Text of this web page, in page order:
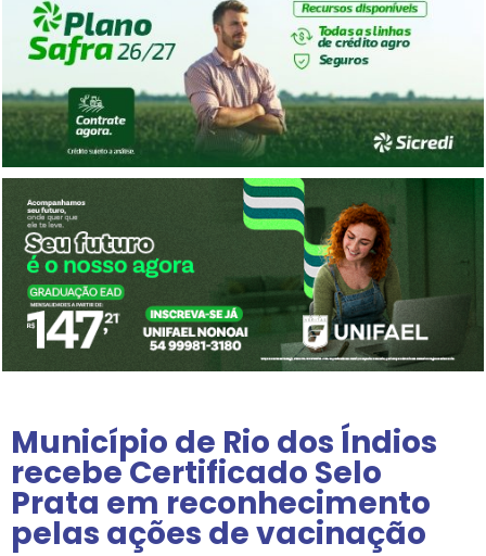
Município de Rio dos Índios
recebe Certificado Selo
Prata em reconhecimento
pelas ações de vacinação